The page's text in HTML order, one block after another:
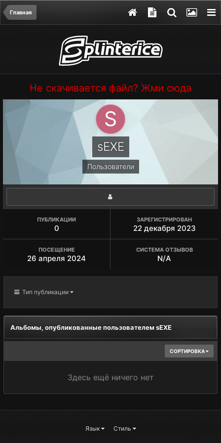
Главная
Не скачивается файл? Жми сюда
sEXE
Пользователи
ПУБЛИКАЦИИ
0
ЗАРЕГИСТРИРОВАН
22 декабря 2023
ПОСЕЩЕНИЕ
26 апреля 2024
СИСТЕМА ОТЗЫВОВ
N/A
Тип публикации
Альбомы, опубликованные пользователем sEXE
СОРТИРОВКА
Здесь ещё ничего нет
Язык Стиль